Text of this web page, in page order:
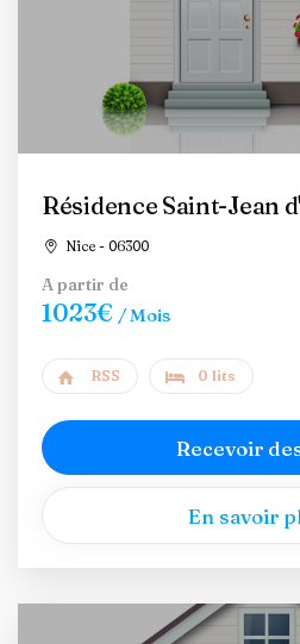
Résidence Saint-Jean
Nice - 06300
A partir de
1023€ / Mois
RSS 0 lits
Recevoir
En savoir